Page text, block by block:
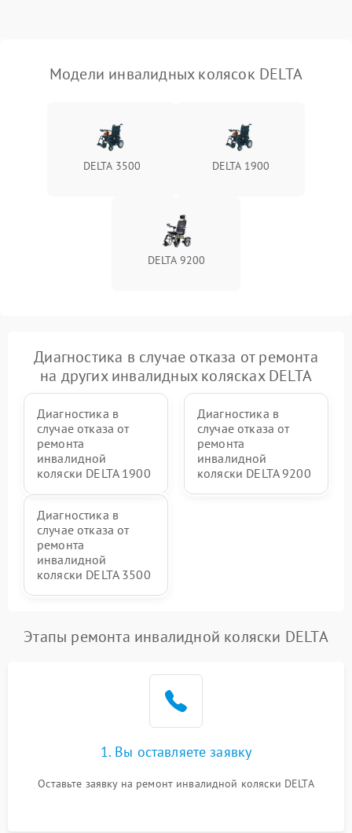
Модели инвалидных колясок DELTA
DELTA 3500 DELTA 1900
DELTA 9200
Диагностика в случае отказа от ремонта
на других инвалидных колясках DELTA
Диагностика в
случае отказа от
ремонта
инвалидной
коляски DELTA 1900
Диагностика в
случае отказа от
ремонта
инвалидной
коляски DELTA 9200
Диагностика в
случае отказа от
ремонта
инвалидной
коляски DELTA 3500
Этапы ремонта инвалидной коляски DELTA
1. Вы оставляете заявку
Оставьте заявку на ремонт инвалидной коляски DELTA